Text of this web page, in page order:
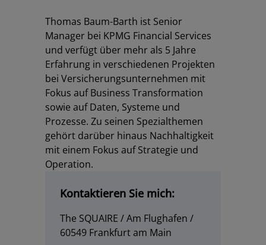
Thomas Baum-Barth ist Senior
Manager bei KPMG Financial Services
und verfügt über mehr als 5 Jahre
Erfahrung in verschiedenen Projekten
bei Versicherungsunternehmen mit
Fokus auf Business Transformation
sowie auf Daten, Systeme und
Prozesse. Zu seinen Spezialthemen
gehört darüber hinaus Nachhaltigkeit
mit einem Fokus auf Strategie und
Operation.
Kontaktieren Sie mich:
The SQUAIRE / Am Flughafen /
60549 Frankfurt am Main